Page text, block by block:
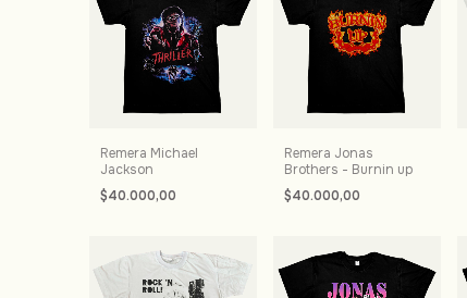
Remera Michael
Jackson
$40.000,00
Remera Jonas
Brothers - Burnin up
$40.000,00